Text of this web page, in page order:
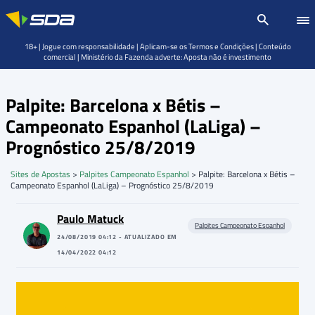
Palpite: Barcelona x Bétis –
Campeonato Espanhol (LaLiga) –
Prognóstico 25/8/2019
Sites de Apostas > Palpites Campeonato Espanhol > Palpite: Barcelona x Bétis –
Campeonato Espanhol (LaLiga) – Prognóstico 25/8/2019
Paulo Matuck
24/08/2019 04:12 - ATUALIZADO EM
14/04/2022 04:12
Palpites Campeonato Espanhol
18+ | Jogue com responsabilidade | Aplicam-se os Termos e Condições | Conteúdo
comercial | Ministério da Fazenda adverte: Aposta não é investimento